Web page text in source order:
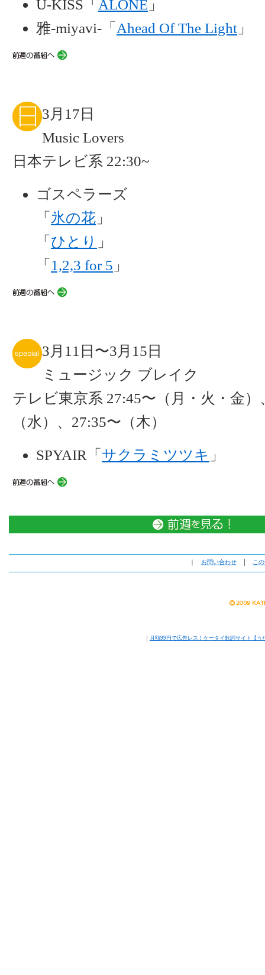
U-KISS「 ALONE 」
雅-miyavi-「 Ahead Of The Light 」
3月17日
Music Lovers
日本テレビ系 22:30~
ゴスペラーズ
「 氷の花 」
「 ひとり 」
「 1,2,3 for 5 」
3月11日〜3月15日
ミュージック ブレイク
テレビ東京系 27:45〜（月・火・金）
（水）、27:35〜（木）
SPYAIR「 サクラミツツキ 」
｜ お問い合わせ│ こ
｜ 月額99円で広告レス！ケータイ歌詞サイト【う